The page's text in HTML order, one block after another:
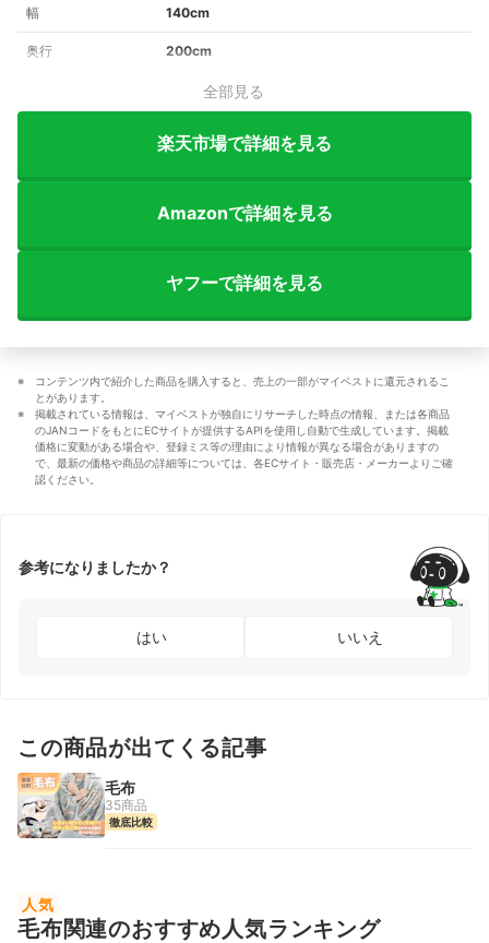
幅 140cm
奥行 200cm
全部見る
楽天市場で詳細を見る
Amazonで詳細を見る
ヤフーで詳細を見る
コンテンツ内で紹介した商品を購入すると、売上の一部がマイベストに還元されるこ
とがあります。
掲載されている情報は、マイベストが独自にリサーチした時点の情報、または各商品
のJANコードをもとにECサイトが提供するAPIを使用し自動で生成しています。掲載
価格に変動がある場合や、登録ミス等の理由により情報が異なる場合がありますの
で、最新の価格や商品の詳細等については、各ECサイト・販売店・メーカーよりご確
認ください。
参考になりましたか？
はい いいえ
この商品が出てくる記事
毛布
35商品
徹底比較
人気
毛布関連のおすすめ人気ランキング